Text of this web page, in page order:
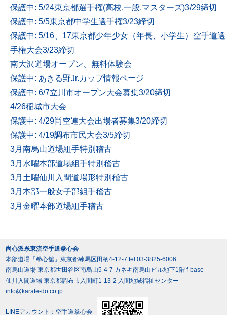
保護中: 5/24東京都選手権(高校,一般,マスターズ)3/29締切
保護中: 5/5東京都中学生選手権3/23締切
保護中: 5/16、17東京都少年少女（年長、小学生）空手道選
手権大会3/23締切
南大沢道場オープン、無料体験会
保護中: あきる野Jr.カップ情報ページ
保護中: 6/7立川市オープン大会募集3/20締切
4/26稲城市大会
保護中: 4/29尚空連大会出場者募集3/20締切
保護中: 4/19調布市民大会3/5締切
3月南烏山道場組手特別稽古
3月水曜本部道場組手特別稽古
3月土曜仙川入間道場形特別稽古
3月本部一般女子部組手稽古
3月金曜本部道場組手稽古
尚心派糸東流空手道拳心会
本部道場「拳心舘」東京都練馬区田柄4-12-7 tel 03-3825-6006
南烏山道場 東京都世田谷区南烏山5-4-7 カネキ南烏山ビル地下1階 f-base
仙川入間道場 東京都調布市入間町1-13-2 入間地域福祉センター
info@karate-do.co.jp
LINEアカウント：空手道拳心会